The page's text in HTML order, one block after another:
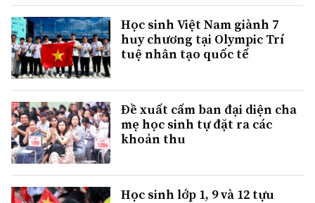
Học sinh Việt Nam giành 7
huy chương tại Olympic Trí
tuệ nhân tạo quốc tế
Đề xuất cấm ban đại diện cha
mẹ học sinh tự đặt ra các
khoản thu
Học sinh lớp 1, 9 và 12 tựu